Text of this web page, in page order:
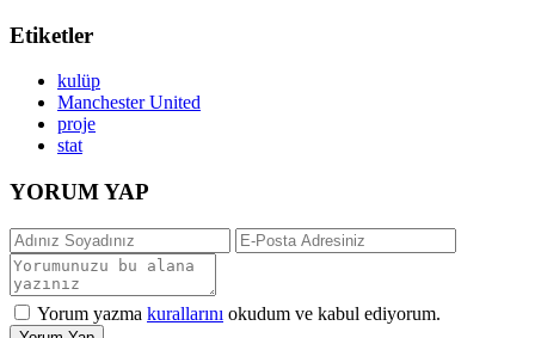
Etiketler
kulüp
Manchester United
proje
stat
YORUM YAP
Yorum yazma kurallarını okudum ve kabul ediyorum.